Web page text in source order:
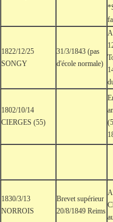
1822/12/25
SONGY
31/3/1843 (pas
d'école normale)
1802/10/14
CIERGES (55)
1830/3/13
NORROIS
Brevet supérieur
20/8/1849 Reims